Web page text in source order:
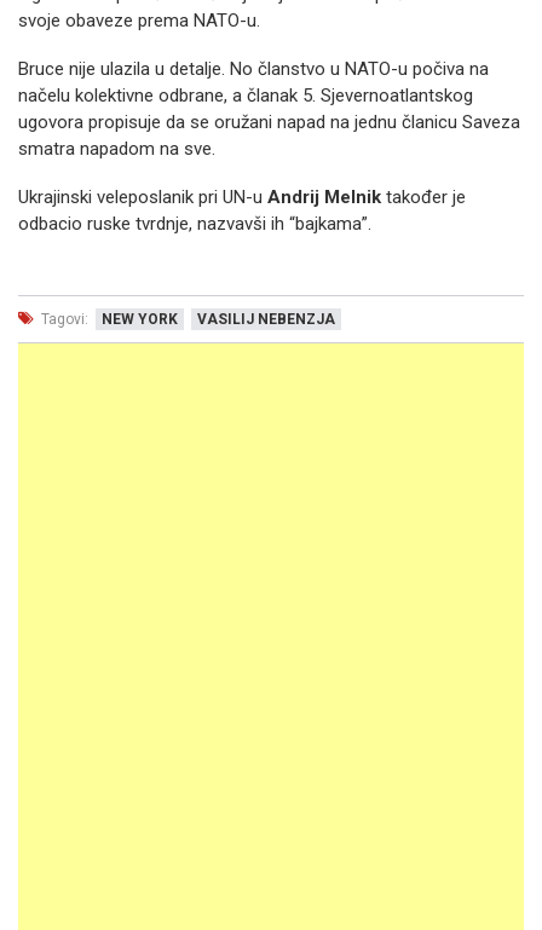
svoje obaveze prema NATO-u.
Bruce nije ulazila u detalje. No članstvo u NATO-u počiva na
načelu kolektivne odbrane, a članak 5. Sjevernoatlantskog
ugovora propisuje da se oružani napad na jednu članicu Saveza
smatra napadom na sve.
Ukrajinski veleposlanik pri UN-u Andrij Melnik također je
odbacio ruske tvrdnje, nazvavši ih “bajkama”.
Tagovi: NEW YORK VASILIJ NEBENZJA